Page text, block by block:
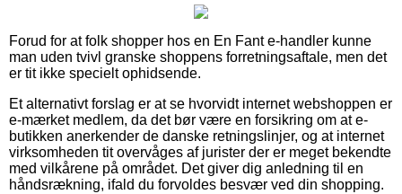
Forud for at folk shopper hos en En Fant e-handler kunne
man uden tvivl granske shoppens forretningsaftale, men det
er tit ikke specielt ophidsende.
Et alternativt forslag er at se hvorvidt internet webshoppen er
e-mærket medlem, da det bør være en forsikring om at e-
butikken anerkender de danske retningslinjer, og at internet
virksomheden tit overvåges af jurister der er meget bekendte
med vilkårene på området. Det giver dig anledning til en
håndsrækning, ifald du forvoldes besvær ved din shopping.